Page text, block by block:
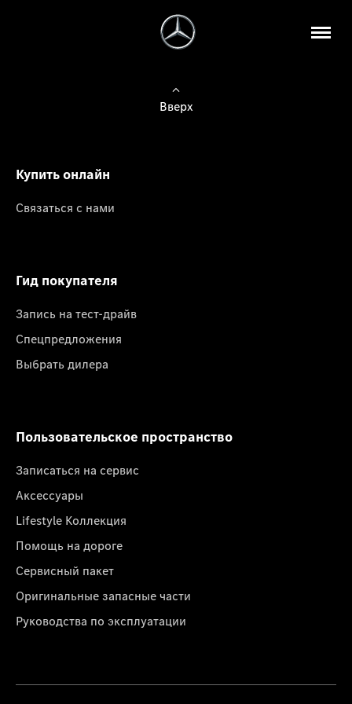
Вверх
Купить онлайн
Связаться с нами
Гид покупателя
Запись на тест-драйв
Спецпредложения
Выбрать дилера
Пользовательское пространство
Записаться на сервис
Аксессуары
Lifestyle Коллекция
Помощь на дороге
Сервисный пакет
Оригинальные запасные части
Руководства по эксплуатации